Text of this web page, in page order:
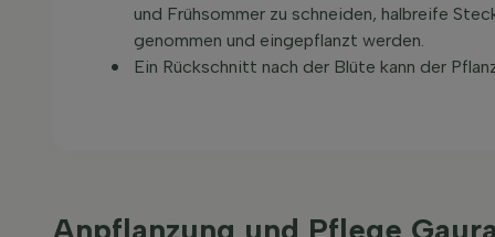
und Frühsommer zu schneiden, halbreife
genommen und eingepflanzt werden.
Ein Rückschnitt nach der Blüte kann der
Anpflanzung und Pflege